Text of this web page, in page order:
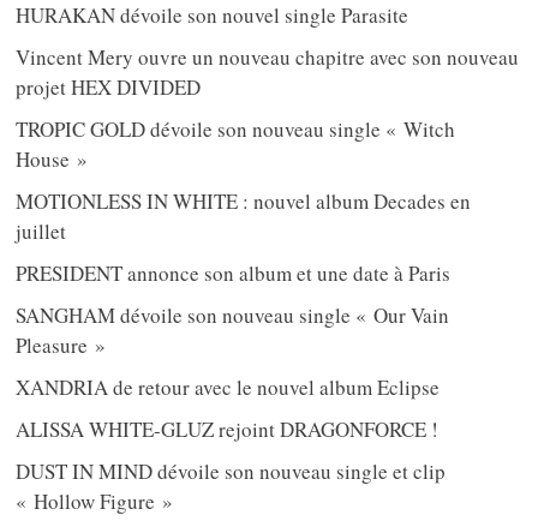
HURAKAN dévoile son nouvel single Parasite
Vincent Mery ouvre un nouveau chapitre avec son nouveau
projet HEX DIVIDED
TROPIC GOLD dévoile son nouveau single « Witch
House »
MOTIONLESS IN WHITE : nouvel album Decades en
juillet
PRESIDENT annonce son album et une date à Paris
SANGHAM dévoile son nouveau single « Our Vain
Pleasure »
XANDRIA de retour avec le nouvel album Eclipse
ALISSA WHITE-GLUZ rejoint DRAGONFORCE !
DUST IN MIND dévoile son nouveau single et clip
« Hollow Figure »